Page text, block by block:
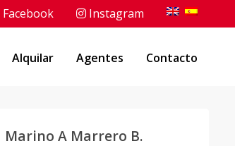
Facebook Instagram
Alquilar Agentes Contacto
Marino A Marrero B.